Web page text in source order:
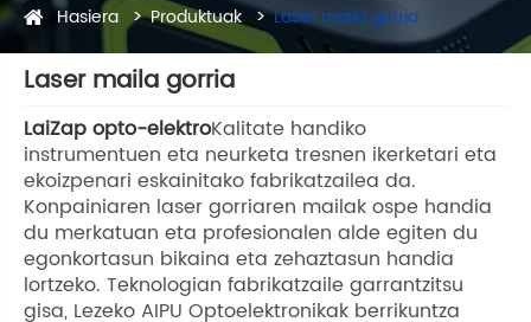
Hasiera Produktuak Laser maila gorria
Laser maila gorria
LaiZap opto-elektroKalitate handiko
instrumentuen eta neurketa tresnen ikerketari eta
ekoizpenari eskainitako fabrikatzailea da.
Konpainiaren laser gorriaren mailak ospe handia
du merkatuan eta profesionalen alde egiten du
egonkortasun bikaina eta zehaztasun handia
lortzeko. Teknologian fabrikatzaile garrantzitsu
gisa, Lezeko AIPU Optoelektronikak berrikuntza